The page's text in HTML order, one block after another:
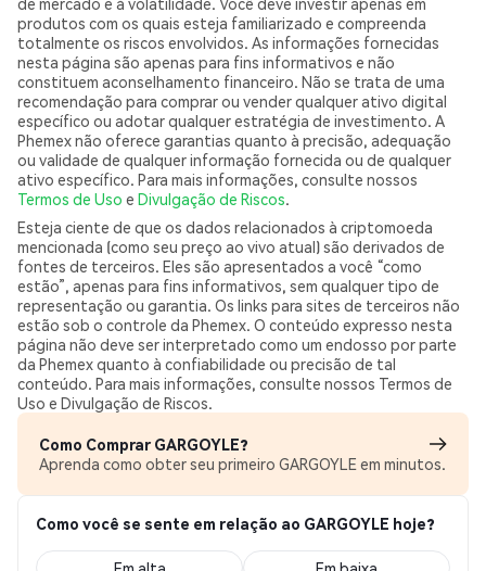
produtos com os quais esteja familiarizado e compreenda
totalmente os riscos envolvidos. As informações fornecidas
nesta página são apenas para fins informativos e não
constituem aconselhamento financeiro. Não se trata de uma
recomendação para comprar ou vender qualquer ativo digital
específico ou adotar qualquer estratégia de investimento. A
Phemex não oferece garantias quanto à precisão, adequação
ou validade de qualquer informação fornecida ou de qualquer
ativo específico. Para mais informações, consulte nossos
Termos de Uso e Divulgação de Riscos.
Esteja ciente de que os dados relacionados à criptomoeda
mencionada (como seu preço ao vivo atual) são derivados de
fontes de terceiros. Eles são apresentados a você “como
estão”, apenas para fins informativos, sem qualquer tipo de
representação ou garantia. Os links para sites de terceiros não
estão sob o controle da Phemex. O conteúdo expresso nesta
página não deve ser interpretado como um endosso por parte
da Phemex quanto à confiabilidade ou precisão de tal
conteúdo. Para mais informações, consulte nossos Termos de
Uso e Divulgação de Riscos.
Como Comprar GARGOYLE?
Aprenda como obter seu primeiro GARGOYLE em minutos.
Como você se sente em relação ao GARGOYLE hoje?